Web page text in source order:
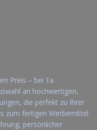
Preis – bei 1a
an hochwertigen,
die perfekt zu Ihrer
zum fertigen Werbemittel
persönlicher